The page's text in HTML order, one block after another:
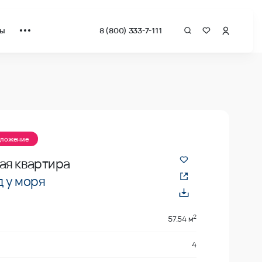
8 (800) 333-7-111
квартира
у моря
57.54 м2
4